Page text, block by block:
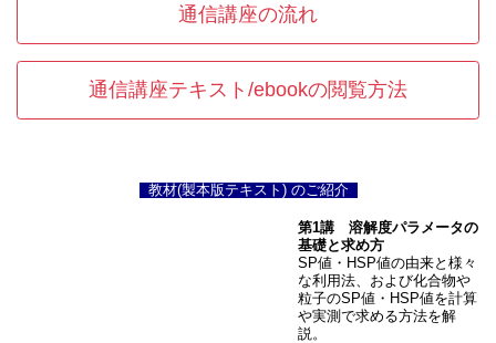
通信講座の流れ
通信講座テキスト/ebookの閲覧方法
教材(製本版テキスト) のご紹介
第1講 溶解度パラメータの
基礎と求め方
SP値・HSP値の由来と様々
な利用法、および化合物や
粒子のSP値・HSP値を計算
や実測で求める方法を解
説。